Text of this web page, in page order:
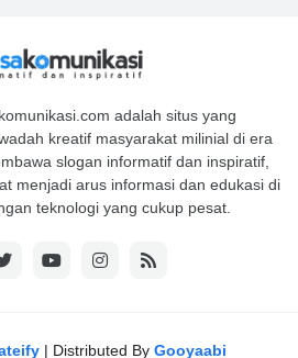
adalah situs yang
kreatif masyarakat milinial di era
slogan informatif dan inspiratif,
menjadi arus informasi dan edukasi di
teknologi yang cukup pesat.
| Distributed By Gooyaabi